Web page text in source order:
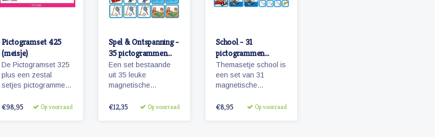
Pictogramset 425
(meisje)
De Pictogramset 325
plus een zestal
setjes pictogrammen
weer, maanden,
€98,95 Op voorraad
Spel & Ontspanning -
35 pictogrammen
(jongen)
Een set bestaande
uit 35 leuke
magnetische
spel en ontspanning.
€12,35 Op voorraad
School - 31
pictogrammen
(jongen)
Themasetje school is
een set van 31
magnetische
pictogrammen voor
€8,95 Op voorraad